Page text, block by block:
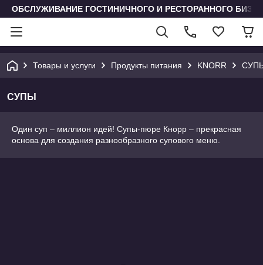
ОБСЛУЖИВАНИЕ ГОСТИНИЧНОГО И РЕСТОРАННОГО
Товары и услуги Продукты питания KNORR
СУПЫ
Один суп – миллион идей! Супы-пюре Кнорр – прекрасная
основа для создания разнообразного супового меню.